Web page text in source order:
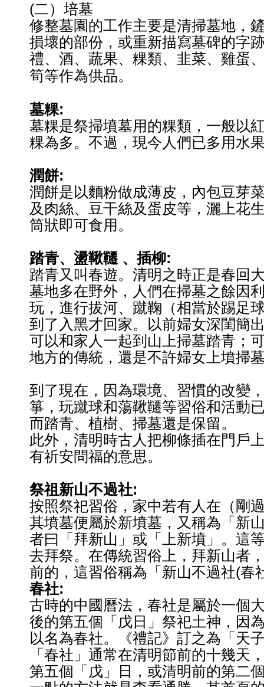
(二）培墓
修整墓園的工作主要是清掃墓地，
損壞的部份， 或重新描寫墓碑的字
禮、酒、蔬果、粿類、韭菜、雞蛋
筍等作為供品。
墓粿:
墓粿是祭掃墳墓用的粿類，一般以
粿為多。不過，現今人們已多用水
潤餅:
潤餅是以麵粉做成薄皮，內包豆芽
及肉絲、豆干絲及蛋皮等，灑上花
筒狀即可食用。
踏青、盪鞦韆 、插柳:
踏青又叫春遊。清明之時正是春回
墓地多在野外，人們在掃墓之餘因
玩，進行拔河、蹴鞠（相當於踢足
到了入黑才回家。以前婦女深閨簡
可以和家人一起到山上掃墓踏青；
地方的傳統，還是不許婦女上墳掃
到了現在，因為環境、習慣的改變
箏，玩蹴球和蕩鞦韆等習俗和活動
而踏青、植樹、掃墓還是保留。
此外，清明時古人把柳條插在門戶
有祈安問福的意思。
祭祖新山不過社:
按照祭祀習俗 ，家中若有人在（剛
其墳墓便屬於新墳墓，又稱為「新
者曰「拜新山」或「上新墳」。這
去拜祭。在傳統習俗上，拜新山者
前的，這習俗稱為「新山不過社(春
春社:
古時的中國曆法，春社是屬於一個
後的第五個「戊日」祭祀土神，因
以名為春社。《禮記》訂之為「
「春社」通常在清明節前的十幾天
第五個「戊」日，或清明前的第二